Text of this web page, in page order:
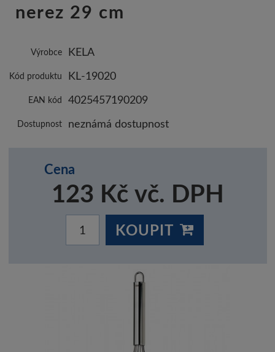
nerez 29 cm
Výrobce KELA
Kód produktu KL-19020
EAN kód 4025457190209
Dostupnost neznámá dostupnost
Cena
123 Kč vč. DPH
KOUPIT